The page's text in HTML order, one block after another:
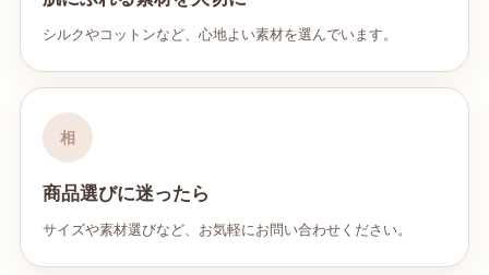
シルクやコットンなど、心地よい素材を選んでいます。
相
商品選びに迷ったら
サイズや素材選びなど、お気軽にお問い合わせください。